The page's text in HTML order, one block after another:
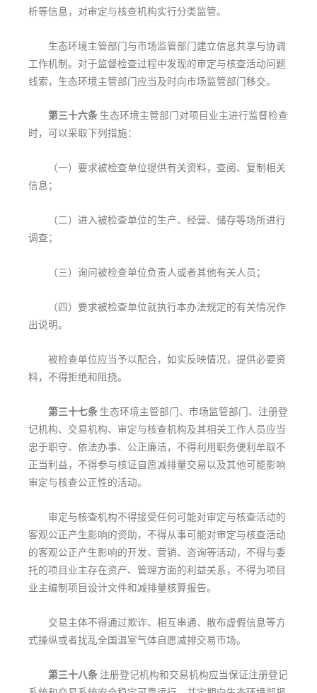
析等信息，对审定与核查机构实行分类监管。
生态环境主管部门与市场监管部门建立信息共享与协调
工作机制。对于监督检查过程中发现的审定与核查活动问题
线索，生态环境主管部门应当及时向市场监管部门移交。
第三十六条 生态环境主管部门对项目业主进行监督检查
时，可以采取下列措施：
（一）要求被检查单位提供有关资料，查阅、复制相关
信息；
（二）进入被检查单位的生产、经营、储存等场所进行
调查；
（三）询问被检查单位负责人或者其他有关人员；
（四）要求被检查单位就执行本办法规定的有关情况作
出说明。
被检查单位应当予以配合，如实反映情况，提供必要资
料，不得拒绝和阻挠。
第三十七条 生态环境主管部门、市场监管部门、注册登
记机构、交易机构、审定与核查机构及其相关工作人员应当
忠于职守、依法办事、公正廉洁，不得利用职务便利牟取不
正当利益，不得参与核证自愿减排量交易以及其他可能影响
审定与核查公正性的活动。
审定与核查机构不得接受任何可能对审定与核查活动的
客观公正产生影响的资助，不得从事可能对审定与核查活动
的客观公正产生影响的开发、营销、咨询等活动，不得与委
托的项目业主存在资产、管理方面的利益关系，不得为项目
业主编制项目设计文件和减排量核算报告。
交易主体不得通过欺诈、相互串通、散布虚假信息等方
式操纵或者扰乱全国温室气体自愿减排交易市场。
第三十八条 注册登记机构和交易机构应当保证注册登记